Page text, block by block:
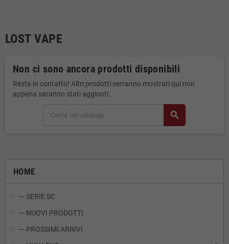
HOME
--- SERIE SC
--- NUOVI PRODOTTI
--- PROSSIMI ARRIVI
LOST VAPE
Non ci sono ancora prodotti disponibili
Resta in contatto! Altri prodotti verranno mostrati qui non
appena saranno stati aggiunti.
search